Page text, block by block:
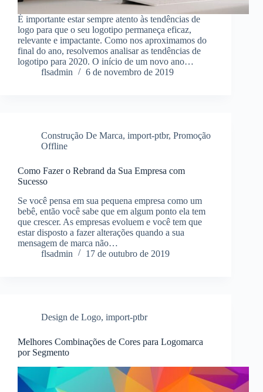
É importante estar sempre atento às tendências de
logo para que o seu logotipo permaneça eficaz,
relevante e impactante. Como nos aproximamos do
final do ano, resolvemos analisar as tendências de
logotipo para 2020. O início de um novo ano…
flsadmin
6 de novembro de 2019
Construção De Marca, import-ptbr, Promoção
Offline
Como Fazer o Rebrand da Sua Empresa com
Sucesso
Se você pensa em sua pequena empresa como um
bebê, então você sabe que em algum ponto ela tem
que crescer. As empresas evoluem e você tem que
estar disposto a fazer alterações quando a sua
mensagem de marca não…
flsadmin
17 de outubro de 2019
Design de Logo, import-ptbr
Melhores Combinações de Cores para Logomarca
por Segmento